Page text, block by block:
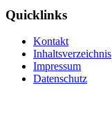
Quicklinks
Kontakt
Inhaltsverzeichnis
Impressum
Datenschutz